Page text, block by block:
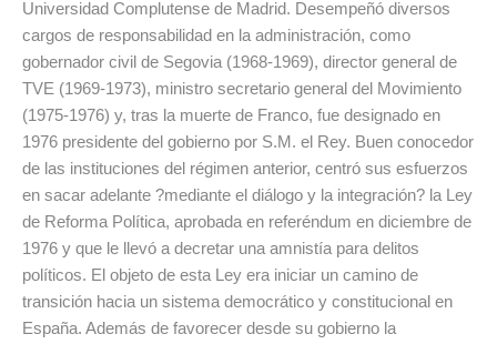
Universidad Complutense de Madrid. Desempeñó diversos
cargos de responsabilidad en la administración, como
gobernador civil de Segovia (1968-1969), director general de
TVE (1969-1973), ministro secretario general del Movimiento
(1975-1976) y, tras la muerte de Franco, fue designado en
1976 presidente del gobierno por S.M. el Rey. Buen conocedor
de las instituciones del régimen anterior, centró sus esfuerzos
en sacar adelante ?mediante el diálogo y la integración? la Ley
de Reforma Política, aprobada en referéndum en diciembre de
1976 y que le llevó a decretar una amnistía para delitos
políticos. El objeto de esta Ley era iniciar un camino de
transición hacia un sistema democrático y constitucional en
España. Además de favorecer desde su gobierno la